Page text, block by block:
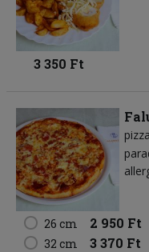
3 350 Ft
26 cm 2 950 Ft
32 cm 3 370 Ft